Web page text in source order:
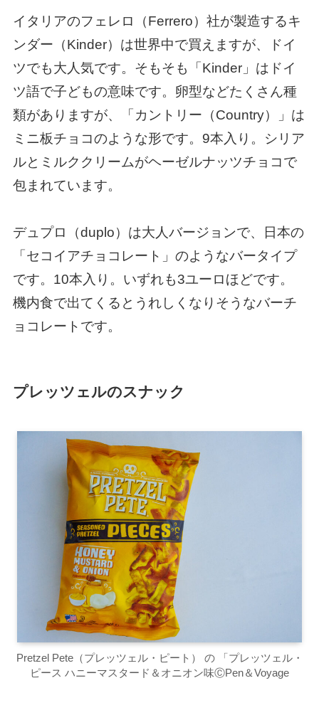
イタリアのフェレロ（Ferrero）社が製造するキ
ンダー（Kinder）は世界中で買えますが、ドイ
ツでも大人気です。そもそも「Kinder」はドイ
ツ語で子どもの意味です。卵型などたくさん種
類がありますが、「カントリー（Country）」は
ミニ板チョコのような形です。9本入り。シリア
ルとミルククリームがヘーゼルナッツチョコで
包まれています。
デュプロ（duplo）は大人バージョンで、日本の
「セコイアチョコレート」のようなバータイプ
です。10本入り。いずれも3ユーロほどです。
機内食で出てくるとうれしくなりそうなバーチ
ョコレートです。
プレッツェルのスナック
Pretzel Pete（プレッツェル・ピート） の 「プレッツェル・
ピース ハニーマスタード＆オニオン味ⒸPen＆Voyage